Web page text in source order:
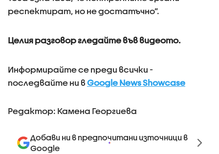
респектират, но не достатъчно”.
Целия разговор гледайте във видеото.
Информирайте се преди всички -
последвайте ни в Google News Showcase
Редактор: Камена Георгиева
Добави ни в предпочитани източници в
Google